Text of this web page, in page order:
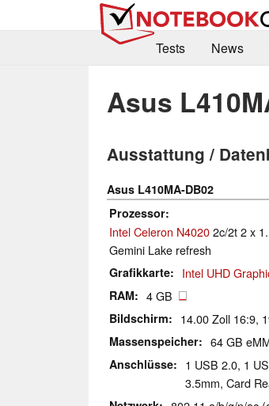
Tests
News
Asus
Ausstattung /
Asus L410MA-DB02
Prozessor
Intel Celeron N40202c/2t 2 x
Gemini Lake refresh
Grafikkarte Intel UHD
RAM 4 GB
Bildschirm 14.00 Zoll 16:9,
Massenspeicher 64 GB
Anschlüsse
1 USB 2.0, 1
3.5mm, Card